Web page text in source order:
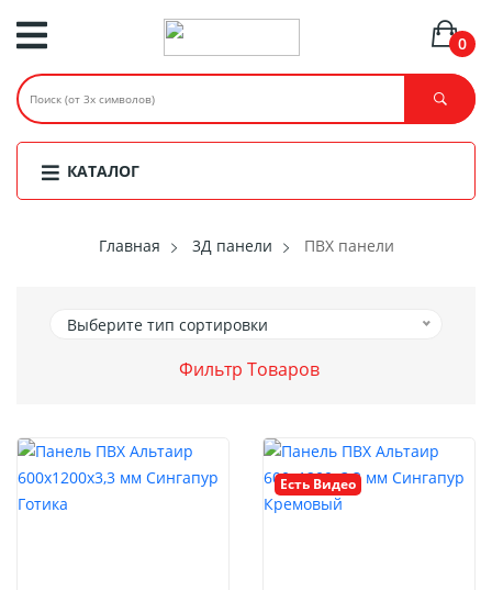
0
КАТАЛОГ
Главная 3Д панели ПВХ панели
Выберите тип сортировки
Фильтр Товаров
Есть Видео